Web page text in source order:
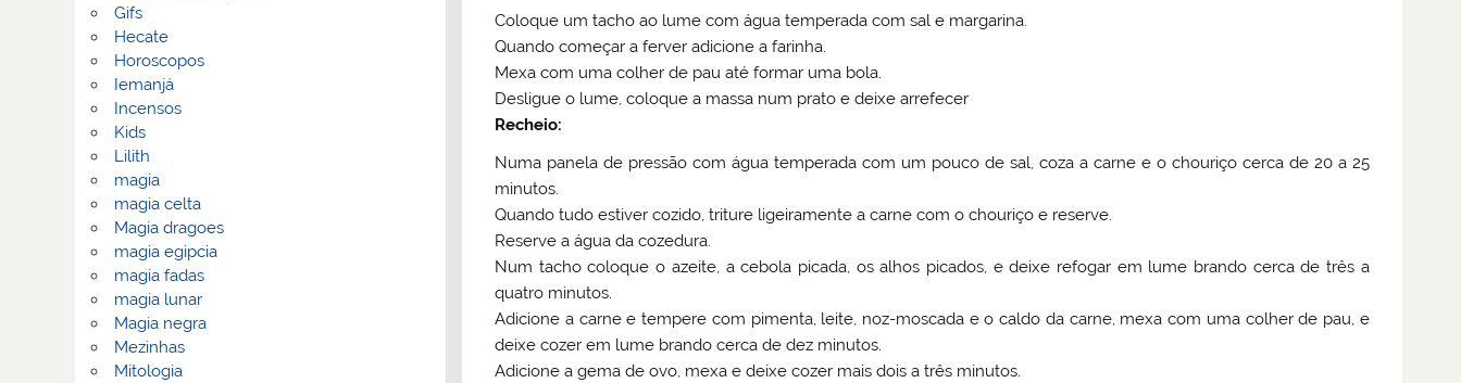
Coloque um tacho ao lume com água temperada com sal e margarina.
Quando começar a ferver adicione a farinha.
Mexa com uma colher de pau até formar uma bola.
Desligue o lume, coloque a massa num prato e deixe arrefecer
Recheio:
Numa panela de pressão com água temperada com um pouco de sal, coza a carne e o chouriço cerca de 20 a 25
minutos.
Quando tudo estiver cozido, triture ligeiramente a carne com o chouriço e reserve.
Reserve a água da cozedura.
Num tacho coloque o azeite, a cebola picada, os alhos picados, e deixe refogar em lume brando cerca de três a
quatro minutos.
Adicione a carne e tempere com pimenta, leite, noz-moscada e o caldo da carne, mexa com uma colher de pau, e
deixe cozer em lume brando cerca de dez minutos.
Adicione a gema de ovo, mexa e deixe cozer mais dois a três minutos.
Gifs
Hecate
Horoscopos
Iemanjá
Incensos
Kids
Lilith
magia
magia celta
Magia dragoes
magia egipcia
magia fadas
magia lunar
Magia negra
Mezinhas
Mitologia